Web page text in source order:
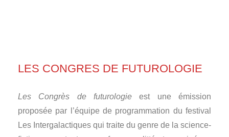
LES CONGRES DE FUTUROLOGIE
Les Congrès de futurologie est une émission
proposée par l’équipe de programmation du festival
Les Intergalactiques qui traite du genre de la science-